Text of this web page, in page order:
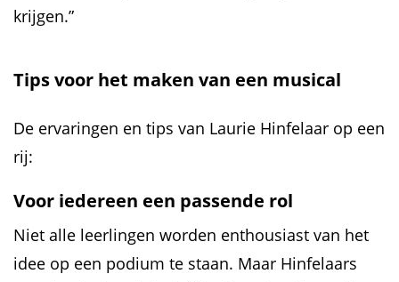
krijgen.”
Tips voor het maken van een musical
De ervaringen en tips van Laurie Hinfelaar op een
rij:
Voor iedereen een passende rol
Niet alle leerlingen worden enthousiast van het
idee op een podium te staan. Maar Hinfelaars